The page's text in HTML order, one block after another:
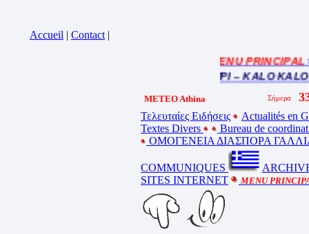
Accueil | Contact |
= MENU PRINCIPAL=
BEL ETE – ΚΑΛΟ ΚΑΛΟΚΑΙΡΙ – KALO
METEO Athina
Τελευταίες Ειδήσεις
Actualités en
Textes Divers
Bureau de
ΟΜΟΓΕΝΕΙΑ ΔΙΑΣΠΟΡΑ
COMMUNIQUES
SITES INTERNET
MENU